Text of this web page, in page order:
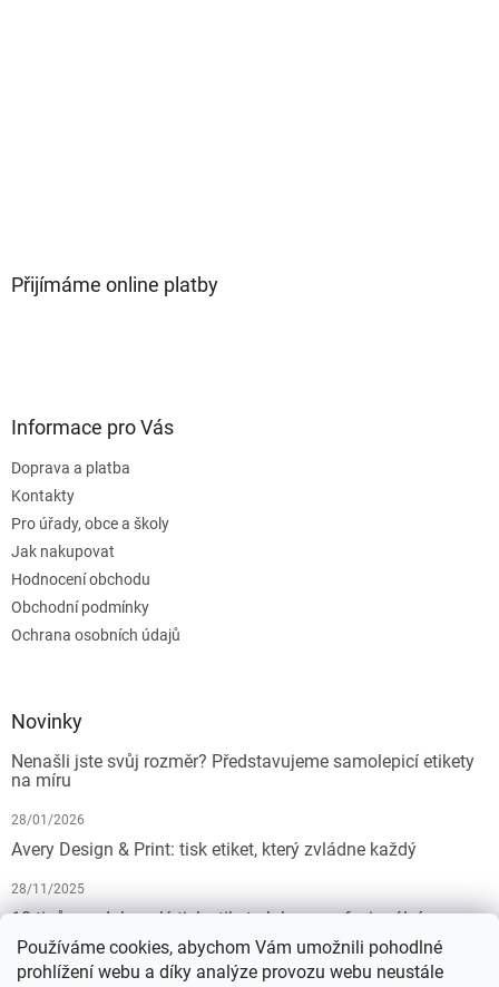
Používáme cookies, abychom Vám umožnili pohodlné
prohlížení webu a díky analýze provozu webu neustále
Přijímáme online platby
Informace pro Vás
Doprava a platba
Kontakty
Pro úřady, obce a školy
Jak nakupovat
Hodnocení obchodu
Obchodní podmínky
Ochrana osobních údajů
Novinky
Nenašli jste svůj rozměr? Představujeme samolepicí etikety
na míru
28/01/2026
Avery Design & Print: tisk etiket, který zvládne každý
28/11/2025
10 tipů pro dokonalý tisk etiket: Jak na profesionální
výsledek bez starostí
19/07/2025